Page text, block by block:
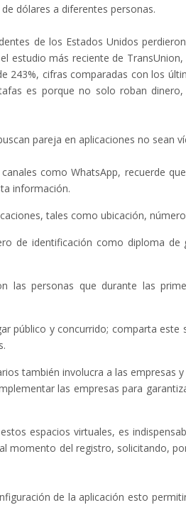
dólares a diferentes personas.
de los Estados Unidos
estudio más reciente de
243%, cifras comparadas con los
es porque no solo roban
pareja en aplicaciones no sean
como WhatsApp, recuerde
información.
tales como ubicación,
de identificación como diploma
las personas que durante las
público y concurrido; comparta
también involucra a las empresas
las empresas para
espacios virtuales, es
momento del registro, solicitando,
de la aplicación esto